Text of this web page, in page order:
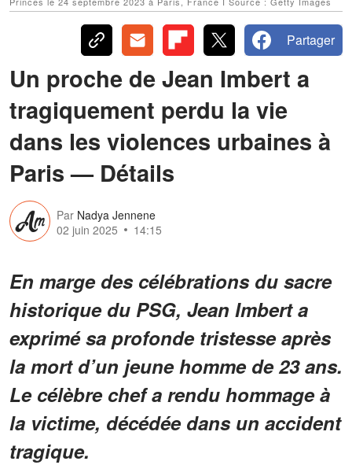
Partager
Un proche de Jean Imbert a
tragiquement perdu la vie
dans les violences urbaines à
Paris — Détails
Par Nadya Jennene
02 juin 2025
14:15
En marge des célébrations du sacre
historique du PSG, Jean Imbert a
exprimé sa profonde tristesse après
la mort d’un jeune homme de 23 ans.
Le célèbre chef a rendu hommage à
la victime, décédée dans un accident
tragique.